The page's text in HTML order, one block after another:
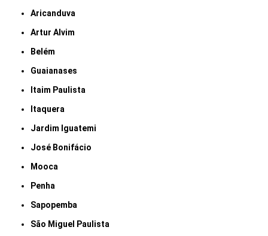
Aricanduva
Artur Alvim
Belém
Guaianases
Itaim Paulista
Itaquera
Jardim Iguatemi
José Bonifácio
Mooca
Penha
Sapopemba
São Miguel Paulista